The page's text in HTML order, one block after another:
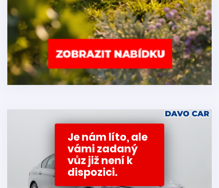
Je nám líto, ale
vámi zadaný
vůz již není k
dispozici.